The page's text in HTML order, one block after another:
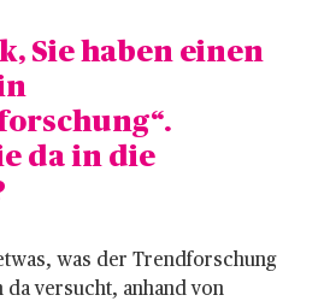
Sie haben einen
da in die
was der Trendforschung
da versucht, anhand von